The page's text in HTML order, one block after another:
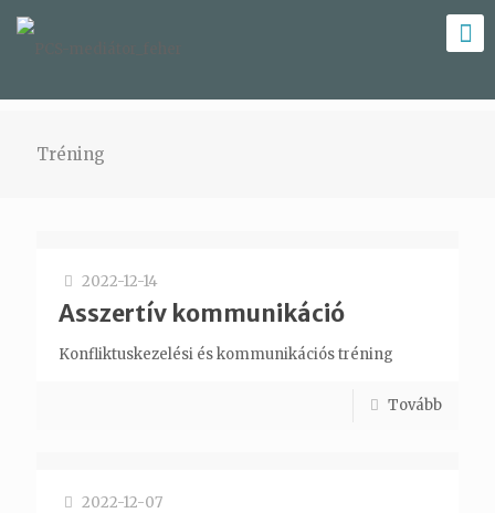
Tréning
2022-12-14
Asszertív kommunikáció
Konfliktuskezelési és kommunikációs tréning
Tovább
2022-12-07